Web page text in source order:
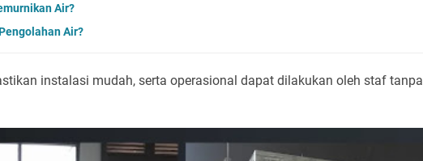
Air?
Air?
instalasi mudah, serta operasional dapat dilakukan oleh staf tanpa